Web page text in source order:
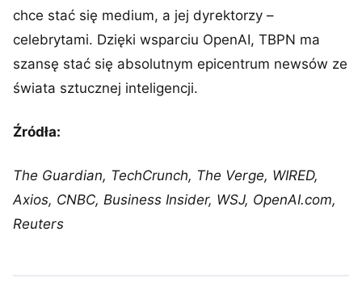
chce stać się medium, a jej dyrektorzy –
celebrytami. Dzięki wsparciu OpenAI, TBPN ma
szansę stać się absolutnym epicentrum newsów ze
świata sztucznej inteligencji.
Źródła:
The Guardian, TechCrunch, The Verge, WIRED,
Axios, CNBC, Business Insider, WSJ, OpenAI.com,
Reuters